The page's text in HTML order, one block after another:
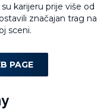
karijeru prije više od
značajan trag na
sceni.
PAGE